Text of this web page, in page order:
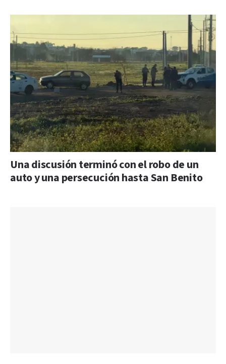
Una discusión terminó con el robo de un
auto y una persecución hasta San Benito